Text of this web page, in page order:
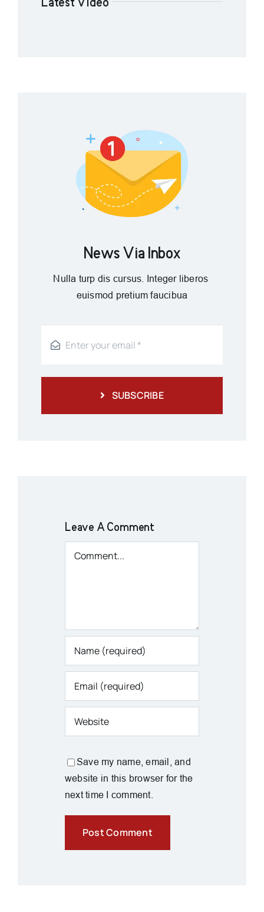
News Via Inbox
Nulla turp dis cursus. Integer liberos
euismod pretium faucibua
SUBSCRIBE
Leave A Comment
Save my name, email, and
website in this browser for the
next time I comment.